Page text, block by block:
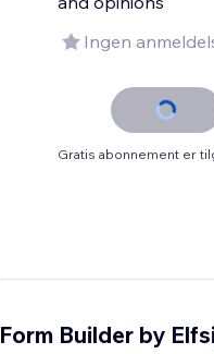
Ingen
Gratis abonnement er
Form Builder by